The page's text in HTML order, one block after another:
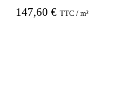
147,60 € TTC / m²